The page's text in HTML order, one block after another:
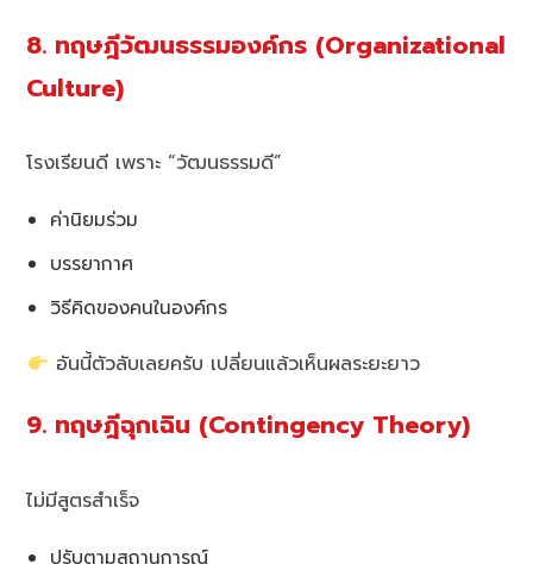
8. ทฤษฎีวัฒนธรรมองค์กร (Organizational
Culture)
โรงเรียนดี เพราะ “วัฒนธรรมดี”
ค่านิยมร่วม
บรรยากาศ
วิธีคิดของคนในองค์กร
อันนี้ตัวลับเลยครับ เปลี่ยนแล้วเห็นผลระยะยาว
9. ทฤษฎีฉุกเฉิน (Contingency Theory)
ไม่มีสูตรสำเร็จ
ปรับตามสถานการณ์